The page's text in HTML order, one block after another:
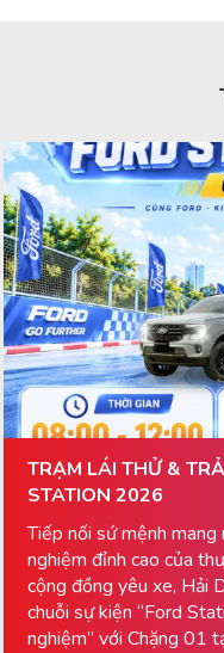
TRẠM LÁI THỬ &
STATION 2026
Tiếp nối sứ mệnh
nghiệm đỉnh cao của
cộng đồng yêu xe, Hải
chuỗi sự kiện “Ford
nghiệm” với Chặng 01